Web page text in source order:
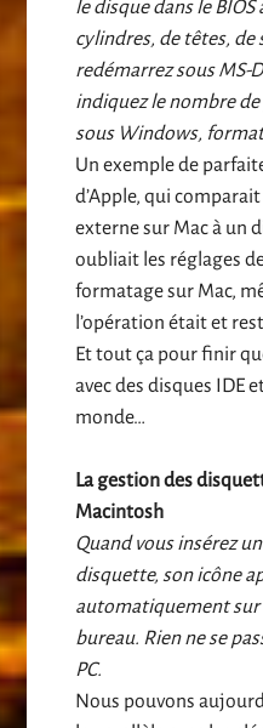
le disque dans le
cylindres, de têtes, de
redémarrez sous MS-
indiquez le nombre
sous Windows,
Un exemple de
d’Apple, qui
externe sur Mac à un
oubliait les réglages de
formatage sur Mac,
l’opération était et
Et tout ça pour finir
avec des disques IDE
monde…
La gestion des
Macintosh
Quand vous insérez
disquette, son icône
automatiquement sur
bureau. Rien ne se
PC.
Nous pouvons